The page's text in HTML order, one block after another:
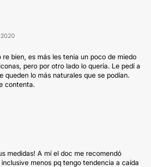
re bien, es más les tenia un poco de miedo
pero por otro lado lo quería. Le pedí a
queden lo más naturales que se podían.
contenta.
medidas! A mí el doc me recomendó
menos pq tengo tendencia a caída